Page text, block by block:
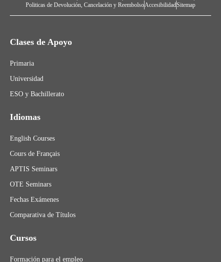
Politicas de Devolución, Cancelación y ReembolsoAccesibilidadSitemap
Clases de Apoyo
Primaria
Universidad
ESO y Bachillerato
Idiomas
English Courses
Cours de Français
APTIS Seminars
OTE Seminars
Fechas Exámenes
Comparativa de Títulos
Cursos
Formación para el empleo